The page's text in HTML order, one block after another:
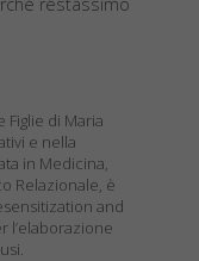
Figlie di Maria
e nella
in Medicina,
Relazionale, è
and
l’elaborazione